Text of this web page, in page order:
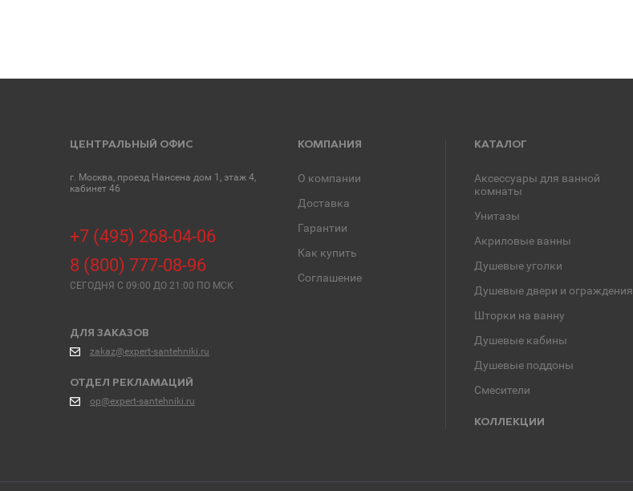
ЦЕНТРАЛЬНЫЙ ОФИС
г. Москва, проезд Нансена дом 1, этаж 4,
кабинет 46
+7 (495) 268-04-06
8 (800) 777-08-96
СЕГОДНЯ C 09:00 ДО 21:00 ПО МСК
ДЛЯ ЗАКАЗОВ
zakaz@expert-santehniki.ru
ОТДЕЛ РЕКЛАМАЦИЙ
op@expert-santehniki.ru
КОМПАНИЯ
О компании
Доставка
Гарантии
Как купить
Соглашение
КАТАЛОГ
Аксессуары для ванной
комнаты
Унитазы
Акриловые ванны
Душевые уголки
Душевые двери и ограждения
Шторки на ванну
Душевые кабины
Душевые поддоны
Смесители
КОЛЛЕКЦИИ